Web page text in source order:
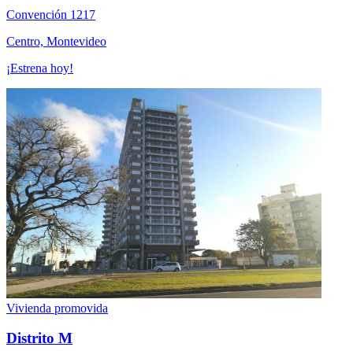
Convención 1217
Centro, Montevideo
¡Estrena hoy!
Vivienda promovida
Distrito M